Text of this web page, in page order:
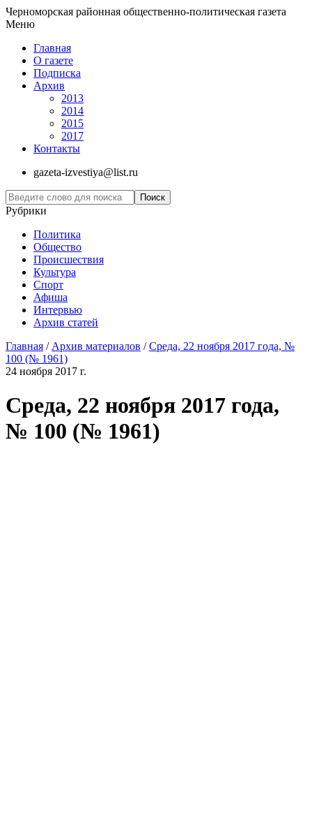
Черноморская районная общественно-политическая газета
Меню
Главная
О газете
Подписка
Архив
2013
2014
2015
2017
Контакты
gazeta-izvestiya@list.ru
Рубрики
Политика
Общество
Проиcшествия
Культура
Спорт
Афиша
Интервью
Архив статей
Главная / Архив материалов /Среда, 22 ноября 2017 года, №
100 (№ 1961)
24 ноября 2017 г.
Среда, 22 ноября 2017 года,
№ 100 (№ 1961)